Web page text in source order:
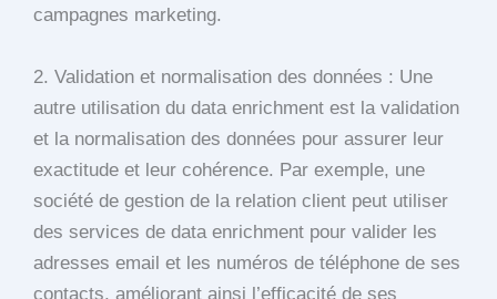
campagnes marketing.
2. Validation et normalisation des données : Une
autre utilisation du data enrichment est la validation
et la normalisation des données pour assurer leur
exactitude et leur cohérence. Par exemple, une
société de gestion de la relation client peut utiliser
des services de data enrichment pour valider les
adresses email et les numéros de téléphone de ses
contacts, améliorant ainsi l’efficacité de ses